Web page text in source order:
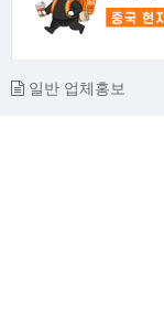
일반 업체홍보